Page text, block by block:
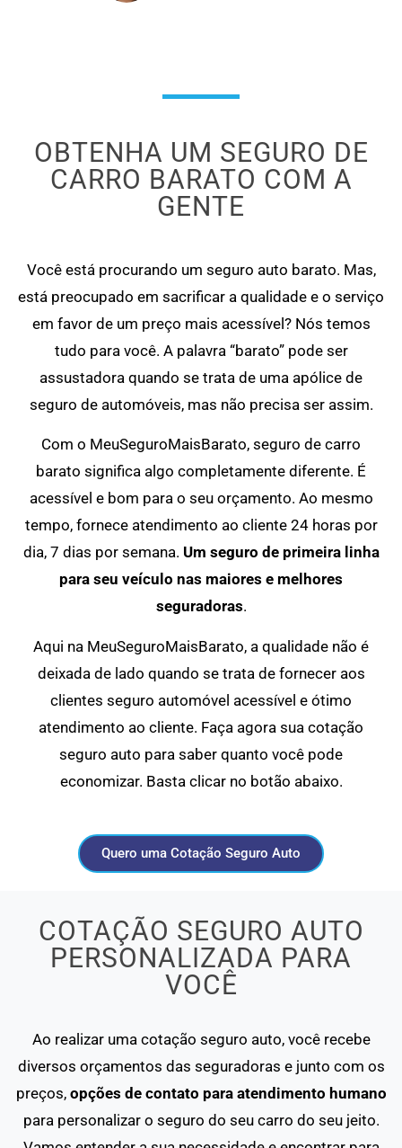
OBTENHA UM SEGURO DE
CARRO BARATO COM A
GENTE
Você está procurando um seguro auto barato. Mas,
está preocupado em sacrificar a qualidade e o serviço
em favor de um preço mais acessível? Nós temos
tudo para você. A palavra “barato” pode ser
assustadora quando se trata de uma apólice de
seguro de automóveis, mas não precisa ser assim.
Com o MeuSeguroMaisBarato, seguro de carro
barato significa algo completamente diferente. É
acessível e bom para o seu orçamento. Ao mesmo
tempo, fornece atendimento ao cliente 24 horas por
dia, 7 dias por semana. Um seguro de primeira linha
para seu veículo nas maiores e melhores
seguradoras.
Aqui na MeuSeguroMaisBarato, a qualidade não é
deixada de lado quando se trata de fornecer aos
clientes seguro automóvel acessível e ótimo
atendimento ao cliente. Faça agora sua cotação
seguro auto para saber quanto você pode
economizar. Basta clicar no botão abaixo.
Quero uma Cotação Seguro Auto
COTAÇÃO SEGURO AUTO
PERSONALIZADA PARA
VOCÊ
Ao realizar uma cotação seguro auto, você recebe
diversos orçamentos das seguradoras e junto com os
preços, opções de contato para atendimento humano
para personalizar o seguro do seu carro do seu jeito.